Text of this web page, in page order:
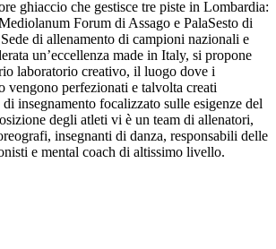
ghiaccio che gestisce tre piste in Lombardia:
Forum di Assago e PalaSesto di
di allenamento di campioni nazionali e
un’eccellenza made in Italy, si propone
laboratorio creativo, il luogo dove i
vengono perfezionati e talvolta creati
insegnamento focalizzato sulle esigenze del
degli atleti vi è un team di allenatori,
insegnanti di danza, responsabili delle
e mental coach di altissimo livello.